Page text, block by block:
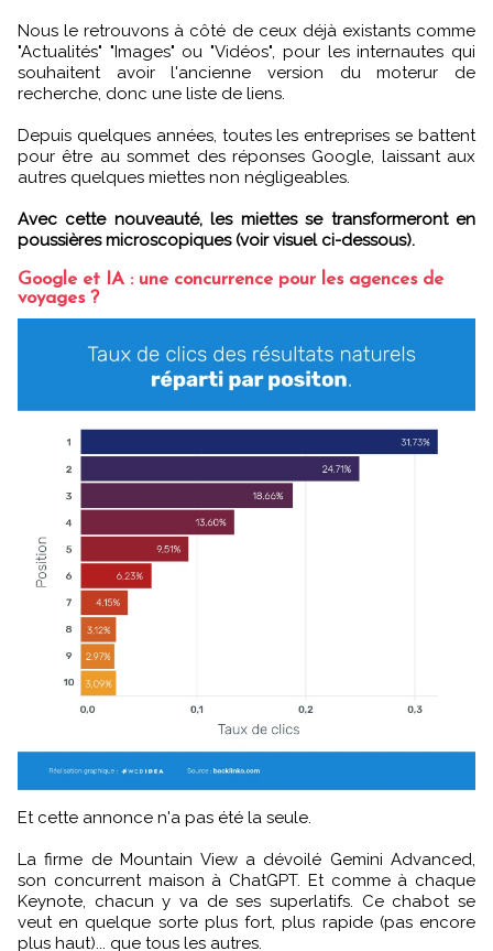
Nous le retrouvons à côté de ceux déjà existants comme
"Actualités" "Images" ou "Vidéos", pour les internautes qui
souhaitent avoir l'ancienne version du moterur de
recherche, donc une liste de liens.
Depuis quelques années, toutes les entreprises se battent
pour être au sommet des réponses Google, laissant aux
autres quelques miettes non négligeables.
Avec cette nouveauté, les miettes se transformeront en
poussières microscopiques (voir visuel ci-dessous).
Google et IA : une concurrence pour les agences de
voyages ?
Et cette annonce n'a pas été la seule.
La firme de Mountain View a dévoilé Gemini Advanced,
son concurrent maison à ChatGPT. Et comme à chaque
Keynote, chacun y va de ses superlatifs. Ce chabot se
veut en quelque sorte plus fort, plus rapide (pas encore
plus haut)... que tous les autres.